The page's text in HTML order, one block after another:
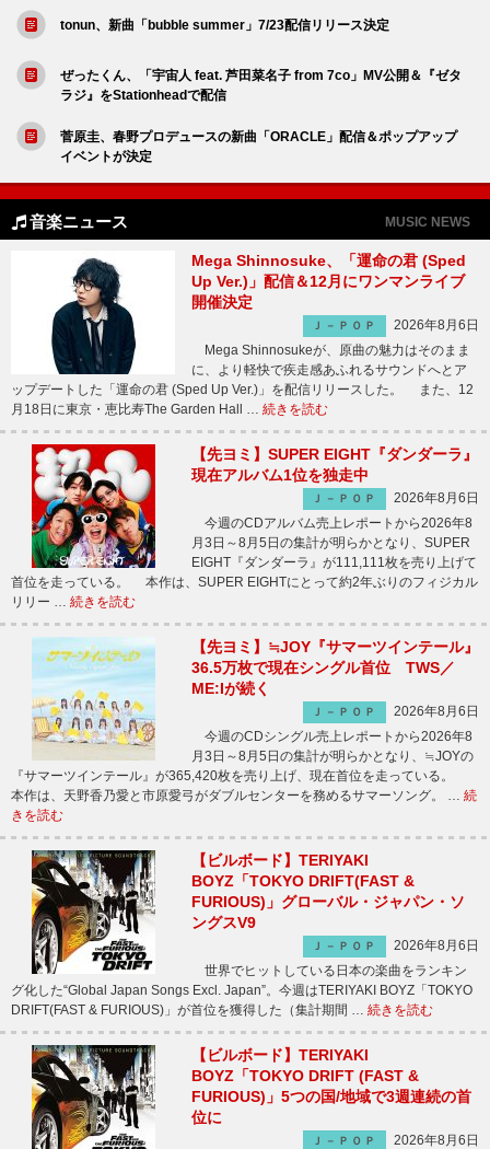
tonun、新曲「bubble summer」7/23配信リリース決定
ぜったくん、「宇宙人 feat. 芦田菜名子 from 7co」MV公開＆『ゼタ
ラジ』をStationheadで配信
菅原圭、春野プロデュースの新曲「ORACLE」配信＆ポップアップ
イベントが決定
音楽ニュース MUSIC NEWS
Mega Shinnosuke、「運命の君 (Sped
Up Ver.)」配信＆12月にワンマンライブ
開催決定
Ｊ－ＰＯＰ
2026年8月6日
Mega Shinnosukeが、原曲の魅力はそのまま
に、より軽快で疾走感あふれるサウンドへとア
ップデートした「運命の君 (Sped Up Ver.)」を配信リリースした。 また、12
月18日に東京・恵比寿The Garden Hall … 続きを読む
【先ヨミ】SUPER EIGHT『ダンダーラ』
現在アルバム1位を独走中
Ｊ－ＰＯＰ
2026年8月6日
今週のCDアルバム売上レポートから2026年8
月3日～8月5日の集計が明らかとなり、SUPER
EIGHT『ダンダーラ』が111,111枚を売り上げて
首位を走っている。 本作は、SUPER EIGHTにとって約2年ぶりのフィジカル
リリー … 続きを読む
【先ヨミ】≒JOY『サマーツインテール』
36.5万枚で現在シングル首位 TWS／
ME:Iが続く
Ｊ－ＰＯＰ
2026年8月6日
今週のCDシングル売上レポートから2026年8
月3日～8月5日の集計が明らかとなり、≒JOYの
『サマーツインテール』が365,420枚を売り上げ、現在首位を走っている。
本作は、天野香乃愛と市原愛弓がダブルセンターを務めるサマーソング。 … 続
きを読む
【ビルボード】TERIYAKI
BOYZ「TOKYO DRIFT(FAST &
FURIOUS)」グローバル・ジャパン・ソ
ングスV9
Ｊ－ＰＯＰ
2026年8月6日
世界でヒットしている日本の楽曲をランキン
グ化した“Global Japan Songs Excl. Japan”。今週はTERIYAKI BOYZ「TOKYO
DRIFT(FAST & FURIOUS)」が首位を獲得した（集計期間 … 続きを読む
【ビルボード】TERIYAKI
BOYZ「TOKYO DRIFT (FAST &
FURIOUS)」5つの国/地域で3週連続の首
位に
Ｊ－ＰＯＰ
2026年8月6日